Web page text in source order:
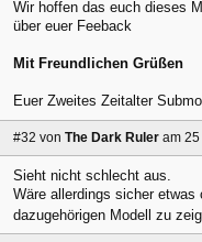
Wir hoffen das euch dieses
über euer Feeback
Mit Freundlichen Grüßen
Euer Zweites Zeitalter
#32 von The Dark Ruler am
Sieht nicht schlecht aus.
Wäre allerdings sicher etwas
dazugehörigen Modell zu